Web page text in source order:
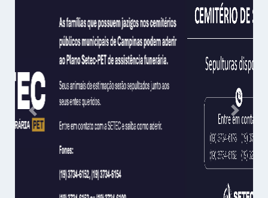
Previous Next